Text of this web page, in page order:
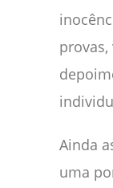
provas,
Ainda
uma